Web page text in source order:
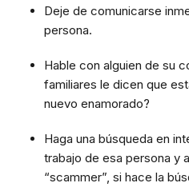
Deje de comunicarse
persona.
Hable con alguien de su
familiares le dicen que
nuevo enamorado?
Haga una búsqueda en
trabajo de esa persona y
“scammer”, si hace la